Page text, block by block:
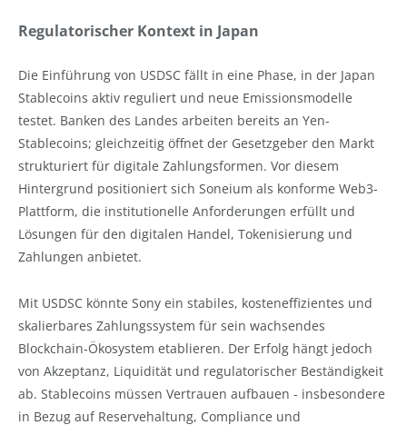
Regulatorischer Kontext in Japan
Die Einführung von USDSC fällt in eine Phase, in der Japan
Stablecoins aktiv reguliert und neue Emissionsmodelle
testet. Banken des Landes arbeiten bereits an Yen-
Stablecoins; gleichzeitig öffnet der Gesetzgeber den Markt
strukturiert für digitale Zahlungsformen. Vor diesem
Hintergrund positioniert sich Soneium als konforme Web3-
Plattform, die institutionelle Anforderungen erfüllt und
Lösungen für den digitalen Handel, Tokenisierung und
Zahlungen anbietet.
Mit USDSC könnte Sony ein stabiles, kosteneffizientes und
skalierbares Zahlungssystem für sein wachsendes
Blockchain-Ökosystem etablieren. Der Erfolg hängt jedoch
von Akzeptanz, Liquidität und regulatorischer Beständigkeit
ab. Stablecoins müssen Vertrauen aufbauen - insbesondere
in Bezug auf Reservehaltung, Compliance und